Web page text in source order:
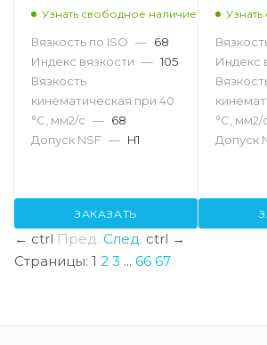
Узнать свободное наличие
Вязкость по ISO — 68
Индекс вязкости — 105
Вязкость
кинематическая при 40
°С, мм2/с — 68
Допуск NSF — H1
ЗАКАЗАТЬ
Индекс
°С, мм2/
Допуск
← ctrl Пред. След. ctrl →
Страницы: 1 2 3 ... 66 67